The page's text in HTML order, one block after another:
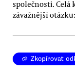
společnosti. Celá
závažnější
Zkopírovat